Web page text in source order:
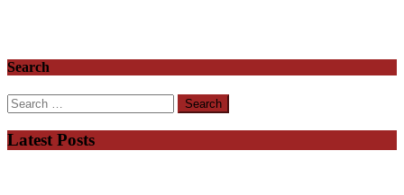
Search
Search
for:
Latest Posts